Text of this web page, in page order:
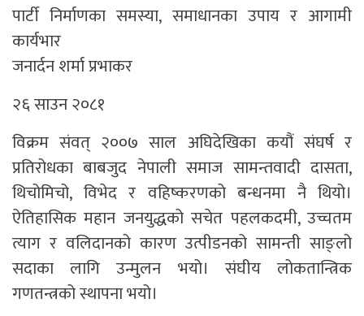
पार्टी निर्माणका समस्या, समाधानका उपाय र आगामी
कार्यभार
जनार्दन शर्मा प्रभाकर
२६ साउन २०८१
विक्रम संवत्‌ २००७ साल अघिदेखिका कयौं संघर्ष र
प्रतिरोधका बाबजुद नेपाली समाज सामन्तवादी दासता,
थिचोमिचो, विभेद र वहिष्करणको बन्धनमा नै थियो।
ऐतिहासिक महान जनयुद्धको सचेत पहलकदमी, उच्चतम
त्याग र वलिदानको कारण उत्पीडनको सामन्ती साङ्लो
सदाका लागि उन्मुलन भयो। संघीय लोकतान्त्रिक
गणतन्त्रको स्थापना भयो।